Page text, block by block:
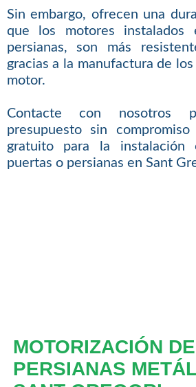
Sin embargo, ofrecen una
que los motores
persianas, son más
gracias a la manufactura de
motor.
Contacte con nosotros
presupuesto sin
gratuito para la instalación
puertas o persianas en Sant
MOTORIZACIÓN DE
PERSIANAS